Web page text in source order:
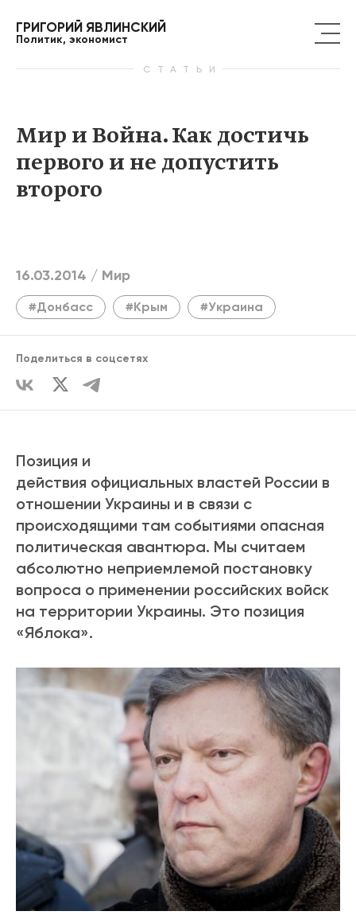
ГРИГОРИЙ ЯВЛИНСКИЙ
Политик, экономист
СТАТЬИ
Мир и Война. Как достичь
первого и не допустить
второго
16.03.2014 / Мир
#Донбасс #Крым #Украина
Поделиться в соцсетях
СОДЕРЖАНИЕ
Путь к миру
Украина:
Россия:
Украина и Россия:
Участники
Позиция и
действия официальных властей России в
отношении Украины и в связи с
происходящими там событиями опасная
политическая авантюра. Мы считаем
абсолютно неприемлемой постановку
вопроса о применении российских войск
на территории Украины. Это позиция
«Яблока».